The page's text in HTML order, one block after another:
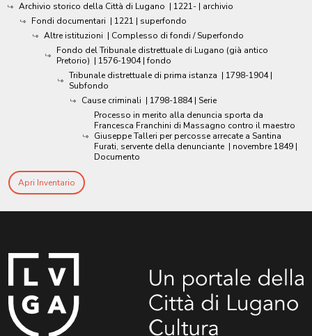
Archivio storico della Città di Lugano | 1221- | archivio
Fondi documentari | 1221 | superfondo
Altre istituzioni | Complesso di fondi / Superfondo
Fondo del Tribunale distrettuale di Lugano (già antico
Pretorio) | 1576-1904 | fondo
Tribunale distrettuale di prima istanza | 1798-1904 |
Subfondo
Cause criminali | 1798-1884 | Serie
Processo in merito alla denuncia sporta da
Francesca Franchini di Massagno contro il maestro
Giuseppe Talleri per percosse arrecate a Santina
Furati, servente della denunciante | novembre 1849 |
Documento
Apri Inventario